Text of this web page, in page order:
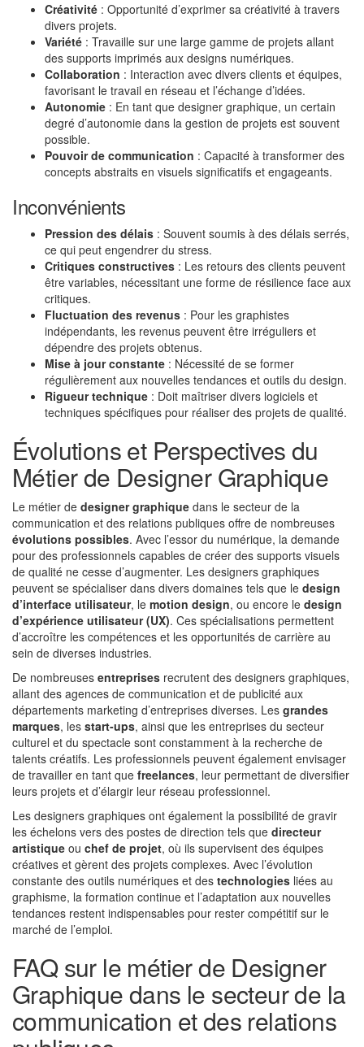
Créativité : Opportunité d’exprimer sa créativité à travers
divers projets.
Variété : Travaille sur une large gamme de projets allant
des supports imprimés aux designs numériques.
Collaboration : Interaction avec divers clients et équipes,
favorisant le travail en réseau et l’échange d’idées.
Autonomie : En tant que designer graphique, un certain
degré d’autonomie dans la gestion de projets est souvent
possible.
Pouvoir de communication : Capacité à transformer des
concepts abstraits en visuels significatifs et engageants.
Inconvénients
Pression des délais : Souvent soumis à des délais serrés,
ce qui peut engendrer du stress.
Critiques constructives : Les retours des clients peuvent
être variables, nécessitant une forme de résilience face aux
critiques.
Fluctuation des revenus : Pour les graphistes
indépendants, les revenus peuvent être irréguliers et
dépendre des projets obtenus.
Mise à jour constante : Nécessité de se former
régulièrement aux nouvelles tendances et outils du design.
Rigueur technique : Doit maîtriser divers logiciels et
techniques spécifiques pour réaliser des projets de qualité.
Évolutions et Perspectives du
Métier de Designer Graphique
Le métier de designer graphique dans le secteur de la
communication et des relations publiques offre de nombreuses
évolutions possibles. Avec l’essor du numérique, la demande
pour des professionnels capables de créer des supports visuels
de qualité ne cesse d’augmenter. Les designers graphiques
peuvent se spécialiser dans divers domaines tels que le design
d’interface utilisateur, le motion design, ou encore le design
d’expérience utilisateur (UX). Ces spécialisations permettent
d’accroître les compétences et les opportunités de carrière au
sein de diverses industries.
De nombreuses entreprises recrutent des designers graphiques,
allant des agences de communication et de publicité aux
départements marketing d’entreprises diverses. Les grandes
marques, les start-ups, ainsi que les entreprises du secteur
culturel et du spectacle sont constamment à la recherche de
talents créatifs. Les professionnels peuvent également envisager
de travailler en tant que freelances, leur permettant de diversifier
leurs projets et d’élargir leur réseau professionnel.
Les designers graphiques ont également la possibilité de gravir
les échelons vers des postes de direction tels que directeur
artistique ou chef de projet, où ils supervisent des équipes
créatives et gèrent des projets complexes. Avec l’évolution
constante des outils numériques et des technologies liées au
graphisme, la formation continue et l’adaptation aux nouvelles
tendances restent indispensables pour rester compétitif sur le
marché de l’emploi.
FAQ sur le métier de Designer
Graphique dans le secteur de la
communication et des relations